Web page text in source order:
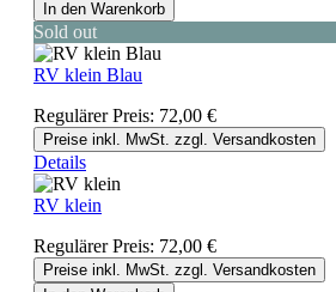
In den Warenkorb
Sold out
RV klein Blau
Regulärer Preis: 72,00 €
Preise inkl. MwSt. zzgl. Versandkosten
Details
RV klein
Regulärer Preis: 72,00 €
Preise inkl. MwSt. zzgl. Versandkosten